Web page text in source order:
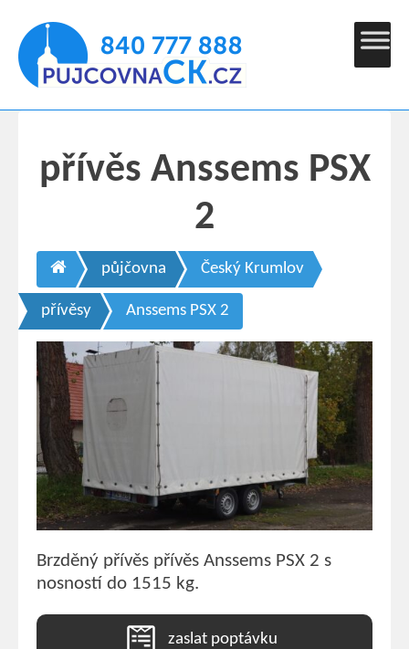
přívěs Anssems PSX
2
půjčovna Český Krumlov
přívěsy Anssems PSX 2
Brzděný přívěs přívěs Anssems PSX 2 s
nosností do 1515 kg.
zaslat poptávku